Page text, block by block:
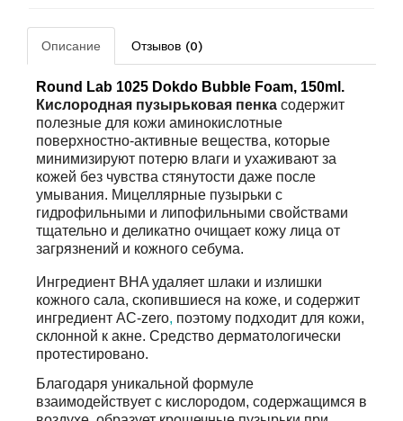
Описание Отзывов (0)
Round Lab 1025 Dokdo Bubble Foam, 150ml.
Кислородная пузырьковая пенка содержит
полезные для кожи аминокислотные
поверхностно-активные вещества, которые
минимизируют потерю влаги и ухаживают за
кожей без чувства стянутости даже после
умывания. Мицеллярные пузырьки с
гидрофильными и липофильными свойствами
тщательно и деликатно очищает кожу лица от
загрязнений и кожного себума.
Ингредиент BHA удаляет шлаки и излишки
кожного сала, скопившиеся на коже, и содержит
ингредиент AC-zero, поэтому подходит для кожи,
склонной к акне. Средство дерматологически
протестировано.
Благодаря уникальной формуле
взаимодействует с кислородом, содержащимся в